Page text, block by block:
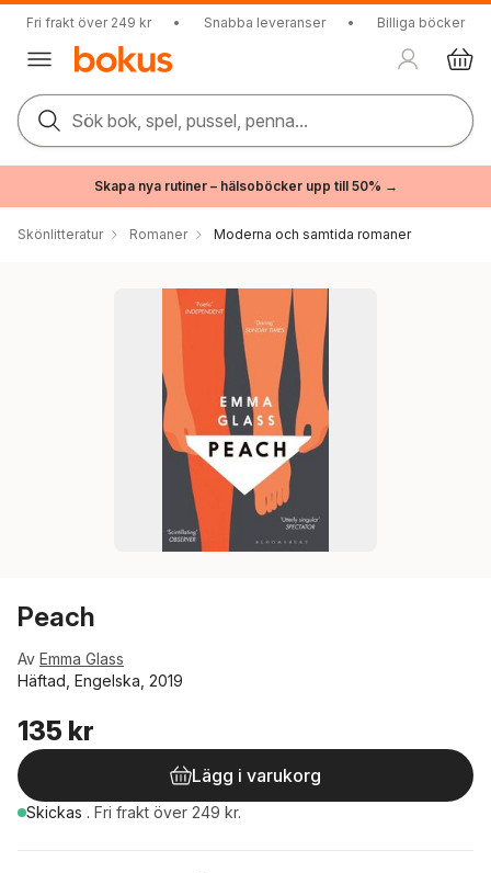
Fri frakt över 249 kr • Snabba leveranser • Billiga böcker
Sök bok, spel, pussel, penna...
Skapa nya rutiner – hälsoböcker upp till 50% →
Skönlitteratur Romaner Moderna och samtida romaner
Peach
Av Emma Glass
Häftad, Engelska, 2019
135 kr
Lägg i varukorg
Skickas . Fri frakt över 249 kr.